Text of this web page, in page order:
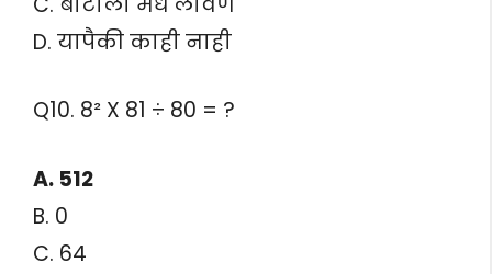
D. यापैकी काही नाही
Q10. 8² X 81 ÷ 80 = ?
A. 512
B. 0
C. 64